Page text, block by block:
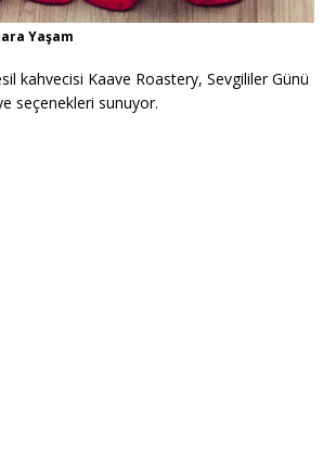
Yaşam
kahvecisi Kaave Roastery, Sevgililer Günü
seçenekleri sunuyor.